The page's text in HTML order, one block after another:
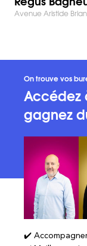
Avenue Aristide
On trouve vos
Accédez
gagnez
✔️